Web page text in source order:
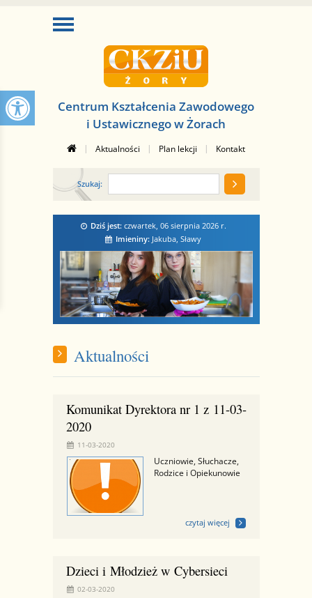
Centrum Kształcenia Zawodowego
i Ustawicznego w Żorach
| Aktualności | Plan lekcji | Kontakt
Szukaj:
Dziś jest: czwartek, 06 sierpnia 2026r.
Imieniny: Jakuba, Sławy
Aktualności
Komunikat Dyrektora nr 1 z 11-03-
2020
11-03-2020
Uczniowie, Słuchacze,
Rodzice i Opiekunowie
czytaj więcej
Dzieci i Młodzież w Cybersieci
02-03-2020